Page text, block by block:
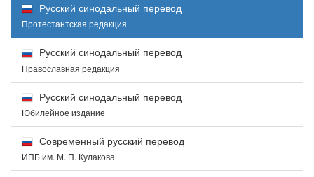
Русский синодальный перевод
Протестантская редакция
Русский синодальный перевод
Православная редакция
Русский синодальный перевод
Юбилейное издание
Современный русский перевод
ИПБ им. М. П. Кулакова